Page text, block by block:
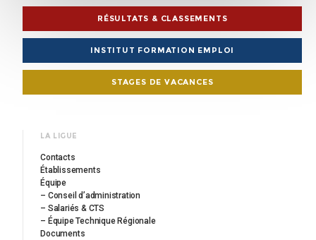
RÉSULTATS & CLASSEMENTS
INSTITUT FORMATION EMPLOI
STAGES DE VACANCES
LA LIGUE
Contacts
Établissements
Équipe
– Conseil d’administration
– Salariés & CTS
– Équipe Technique Régionale
Documents